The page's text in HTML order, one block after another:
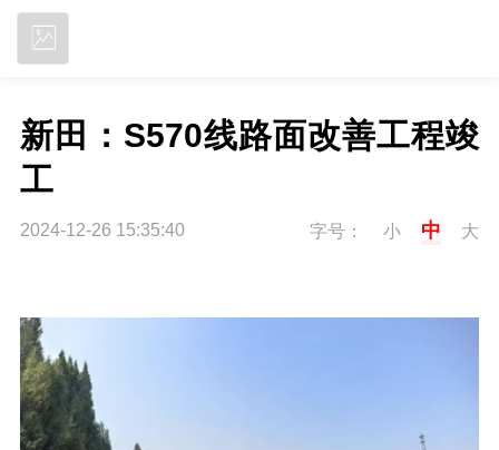
新田：S570线路面改善工程竣
工
2024-12-26 15:35:40 字号： 小 中 大